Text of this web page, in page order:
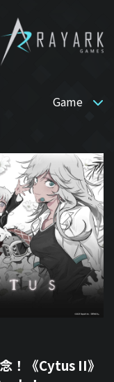
Game
！《Cytus II》